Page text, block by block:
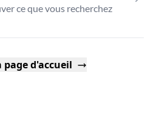
ce que vous recherchez
page d'accueil